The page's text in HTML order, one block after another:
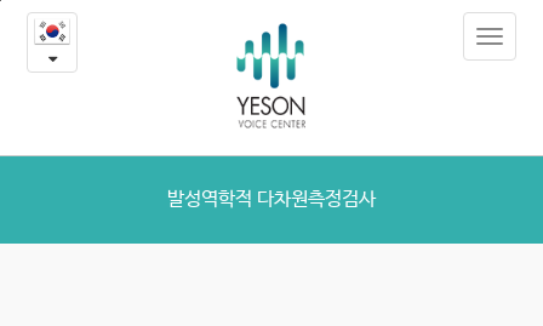
발
성
학
다
Toggle
발성역학적 다차원측정검사